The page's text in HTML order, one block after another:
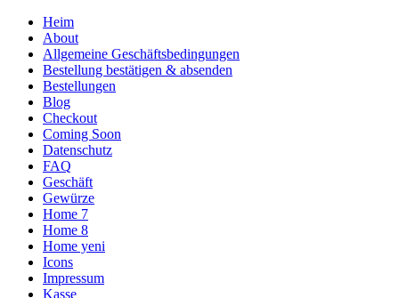
Heim
About
Allgemeine Geschäftsbedingungen
Bestellung bestätigen & absenden
Bestellungen
Blog
Checkout
Coming Soon
Datenschutz
FAQ
Geschäft
Gewürze
Home 7
Home 8
Home yeni
Icons
Impressum
Kasse